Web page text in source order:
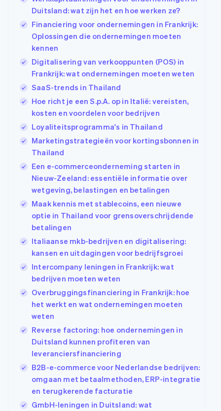
Duitsland: wat zijn het en hoe werken ze?
Financiering voor ondernemingen in Frankrijk:
Oplossingen die ondernemingen moeten
kennen
Digitalisering van verkooppunten (POS) in
Frankrijk: wat ondernemingen moeten weten
SaaS-trends in Thailand
Hoe richt je een S.p.A. op in Italië: vereisten,
kosten en voordelen voor bedrijven
Loyaliteitsprogramma's in Thailand
Marketingstrategieën voor kortingsbonnen in
Thailand
Een e-commerceonderneming starten in
Nieuw-Zeeland: essentiële informatie over
wetgeving, belastingen en betalingen
Maak kennis met stablecoins, een nieuwe
optie in Thailand voor grensoverschrijdende
betalingen
Italiaanse mkb-bedrijven en digitalisering:
kansen en uitdagingen voor bedrijfsgroei
Intercompany leningen in Frankrijk: wat
bedrijven moeten weten
Overbruggingsfinanciering in Frankrijk: hoe
het werkt en wat ondernemingen moeten
weten
Reverse factoring: hoe ondernemingen in
Duitsland kunnen profiteren van
leveranciersfinanciering
B2B-e-commerce voor Nederlandse bedrijven:
omgaan met betaalmethoden, ERP-integratie
en terugkerende facturatie
GmbH-leningen in Duitsland: wat